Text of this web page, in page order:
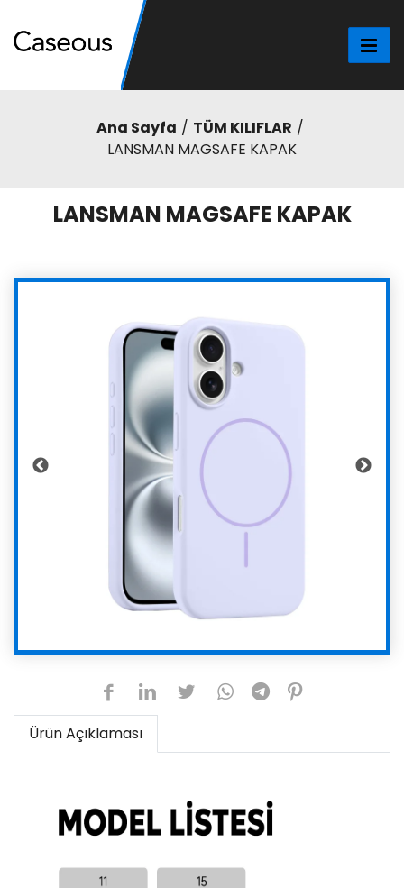
Ana Sayfa
TÜM KILIFLAR
LANSMAN MAGSAFE KAPAK
LANSMAN MAGSAFE KAPAK
Ürün Açıklaması